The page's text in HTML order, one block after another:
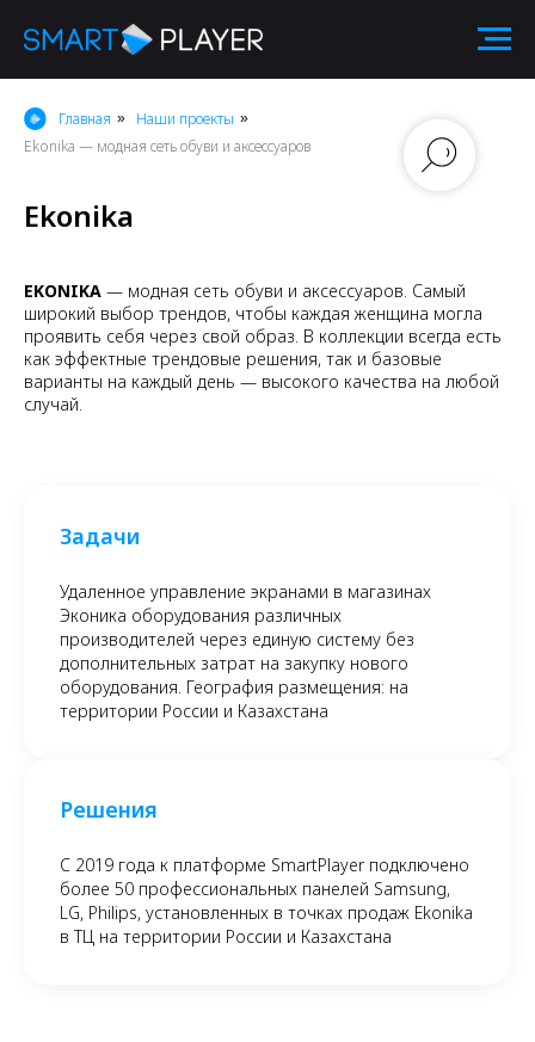
Главная » Наши проекты »
Ekonika — модная сеть обуви и аксессуаров
Ekonika
EKONIKA — модная сеть обуви и аксессуаров. Самый
широкий выбор трендов, чтобы каждая женщина могла
проявить себя через свой образ. В коллекции всегда есть
как эффектные трендовые решения, так и базовые
варианты на каждый день — высокого качества на любой
случай.
Задачи
Удаленное управление экранами в магазинах
Эконика оборудования различных
производителей через единую систему без
дополнительных затрат на закупку нового
оборудования. География размещения: на
территории России и Казахстана
Решения
C 2019 года к платформе SmartPlayer подключено
более 50 профессиональных панелей Samsung,
LG, Philips, установленных в точках продаж Ekonika
в ТЦ на территории России и Казахстана